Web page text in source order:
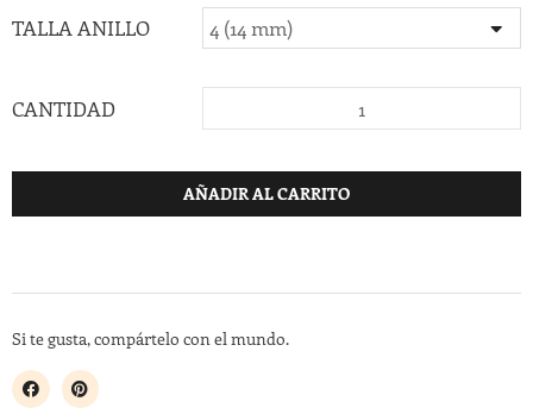
TALLA ANILLO
CANTIDAD
AÑADIR AL CARRITO
Si te gusta, compártelo con el mundo.